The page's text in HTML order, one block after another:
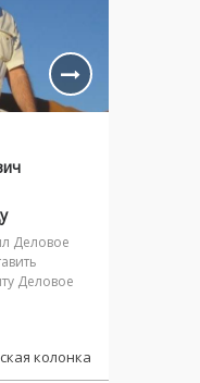
Деловое
Деловое
колонка